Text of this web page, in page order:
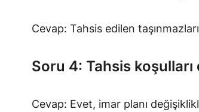
Cevap: Tahsis edilen
Soru 4: Tahsis
Cevap: Evet, imar planı